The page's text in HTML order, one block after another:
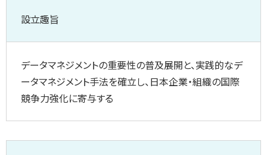
設立趣旨
データマネジメントの重要性の普及展開と、実践的なデ
ータマネジメント手法を確立し、日本企業・組織の国際
競争力強化に寄与する